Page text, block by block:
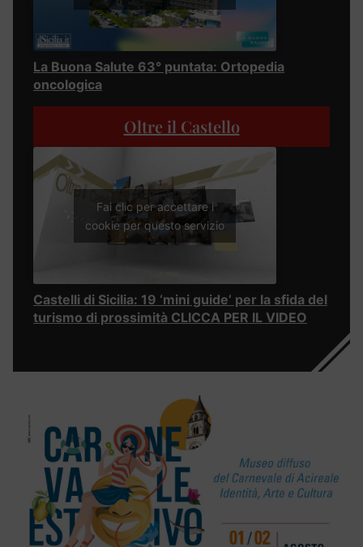
La Buona Salute 63° puntata: Ortopedia
oncologica
Oltre il Castello
Fai clic per accettare i
cookie per questo servizio
Castelli di Sicilia: 19 ‘mini guide’ per la sfida del
turismo di prossimità CLICCA PER IL VIDEO